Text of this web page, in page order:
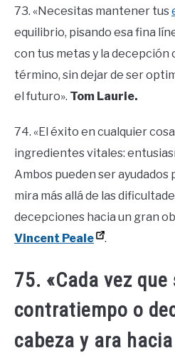
73. «Necesitas mantener tus
equilibrio, pisando esa fina
con tus metas y la decepción
término, sin dejar de ser
el futuro». Tom Laurie.
74. «El éxito en cualquier
ingredientes vitales:
Ambos pueden ser ayudados
mira más allá de las
decepciones hacia un gran
Vincent Peale
.
75. «Cada vez
contratiempo o
cabeza y ara